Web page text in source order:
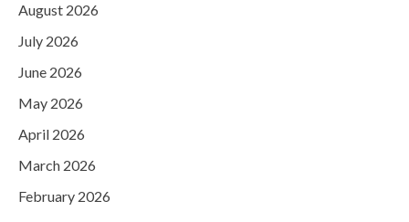
August 2026
July 2026
June 2026
May 2026
April 2026
March 2026
February 2026